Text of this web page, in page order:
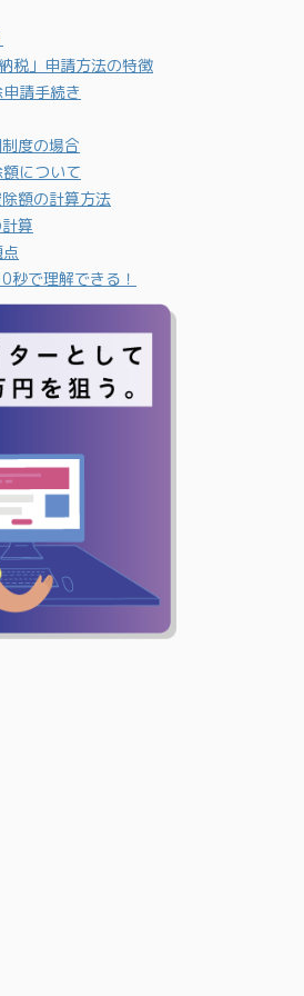
税」申請方法の特徴
請手続き
度の場合
について
額の計算方法
算
秒で理解できる！